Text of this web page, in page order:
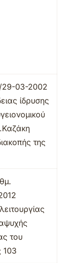
29-03-2002
ίδρυσης
της
του
103